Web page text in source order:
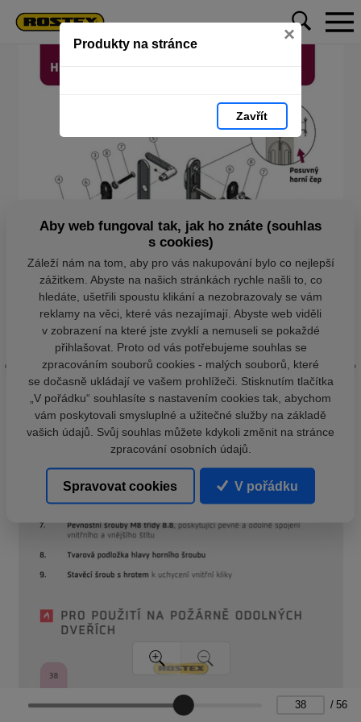
Produkty na stránce ×
Zavřít
/ 56
Aby web fungoval tak, jak ho znáte (souhlas
s cookies)
Záleží nám na tom, aby pro vás nakupování bylo co nejlepší
zážitkem. Abyste na našich stránkách rychle našli to, co
hledáte, ušetřili spoustu klikání a nezobrazovaly se vám
reklamy na věci, které vás nezajímají. Abyste web viděli
v zobrazení na které jste zvyklí a nemuseli se pokaždé
přihlašovat. Proto od vás potřebujeme souhlas se
zpracováním souborů cookies - malých souborů, které
se dočasně ukládají ve vašem prohlížeči. Stisknutím tlačítka
„V pořádku“ souhlasíte s nastavením cookies tak, abychom
vám poskytovali smysluplné a užitečné služby na základě
vašich údajů. Svůj souhlas můžete kdykoli změnit na stránce
zpracování osobních údajů.
Spravovat cookies V pořádku